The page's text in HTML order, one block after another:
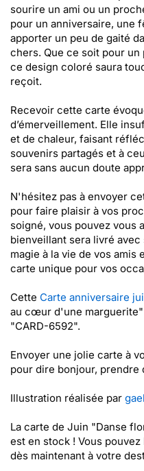
sourire un ami ou un
pour un anniversaire, une
apporter un peu de gaité
chers. Que ce soit pour un
ce design coloré saura
reçoit.
Recevoir cette carte
d’émerveillement. Elle
et de chaleur, faisant
souvenirs partagés et à
sera sans aucun doute
N'hésitez pas à envoyer
pour faire plaisir à vos
soigné, vous pouvez vous
bienveillant sera livré
magie à la vie de vos
carte unique pour vos
Cette Carte anniversaire
au cœur d'une
"CARD-6592".
Envoyer une jolie carte à
pour dire bonjour, prendre
Illustration réalisée par
La carte de Juin "Danse
est en stock ! Vous
dès maintenant à votre